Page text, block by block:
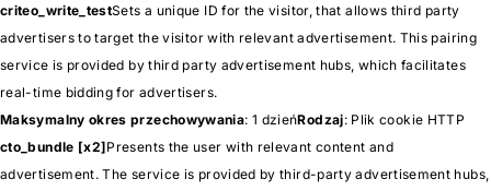
criteo_write_testSets a unique ID for the visitor, that allows third party
advertisers to target the visitor with relevant advertisement. This pairing
service is provided by third party advertisement hubs, which facilitates
real-time bidding for advertisers.
Maksymalny okres przechowywania: 1 dzieńRodzaj: Plik cookie HTTP
cto_bundle [x2]Presents the user with relevant content and
advertisement. The service is provided by third-party advertisement hubs,